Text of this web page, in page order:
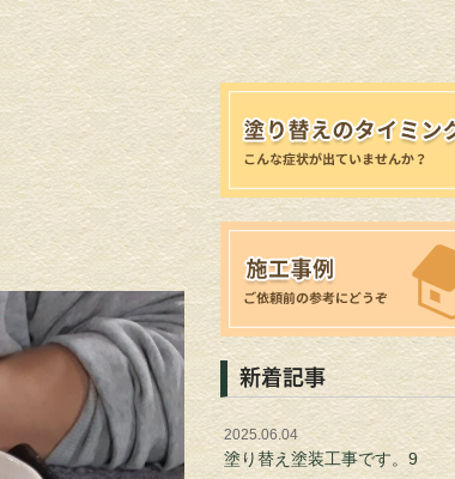
新着記事
2025.06.04
塗り替え塗装工事です。9